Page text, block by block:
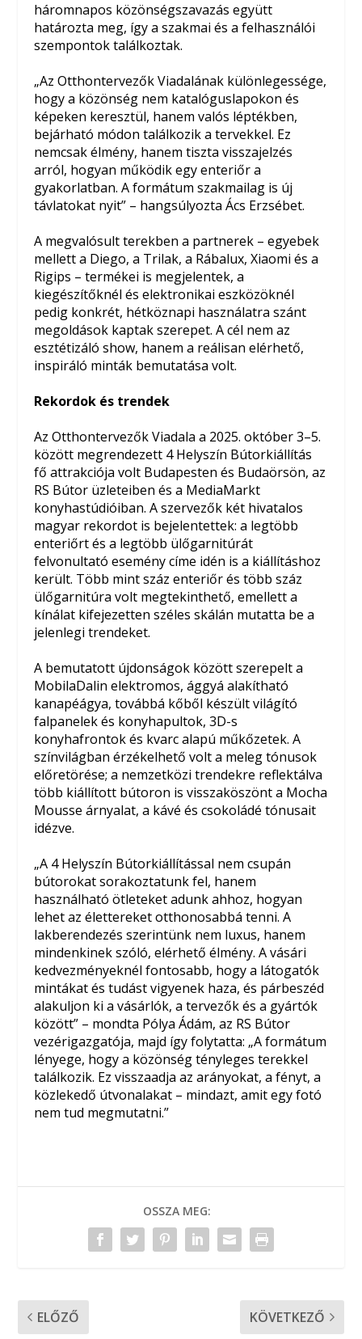
háromnapos közönségszavazás együtt
határozta meg, így a szakmai és a felhasználói
szempontok találkoztak.
„Az Otthontervezők Viadalának különlegessége,
hogy a közönség nem katalóguslapokon és
képeken keresztül, hanem valós léptékben,
bejárható módon találkozik a tervekkel. Ez
nemcsak élmény, hanem tiszta visszajelzés
arról, hogyan működik egy enteriőr a
gyakorlatban. A formátum szakmailag is új
távlatokat nyit” – hangsúlyozta Ács Erzsébet.
A megvalósult terekben a partnerek – egyebek
mellett a Diego, a Trilak, a Rábalux, Xiaomi és a
Rigips – termékei is megjelentek, a
kiegészítőknél és elektronikai eszközöknél
pedig konkrét, hétköznapi használatra szánt
megoldások kaptak szerepet. A cél nem az
esztétizáló show, hanem a reálisan elérhető,
inspiráló minták bemutatása volt.
Rekordok és trendek
Az Otthontervezők Viadala a 2025. október 3–5.
között megrendezett 4 Helyszín Bútorkiállítás
fő attrakciója volt Budapesten és Budaörsön, az
RS Bútor üzleteiben és a MediaMarkt
konyhastúdióiban. A szervezők két hivatalos
magyar rekordot is bejelentettek: a legtöbb
enteriőrt és a legtöbb ülőgarnitúrát
felvonultató esemény címe idén is a kiállításhoz
került. Több mint száz enteriőr és több száz
ülőgarnitúra volt megtekinthető, emellett a
kínálat kifejezetten széles skálán mutatta be a
jelenlegi trendeket.
A bemutatott újdonságok között szerepelt a
MobilaDalin elektromos, ággyá alakítható
kanapéágya, továbbá kőből készült világító
falpanelek és konyhapultok, 3D-s
konyhafrontok és kvarc alapú műkőzetek. A
színvilágban érzékelhető volt a meleg tónusok
előretörése; a nemzetközi trendekre reflektálva
több kiállított bútoron is visszaköszönt a Mocha
Mousse árnyalat, a kávé és csokoládé tónusait
idézve.
„A 4 Helyszín Bútorkiállítással nem csupán
bútorokat sorakoztatunk fel, hanem
használható ötleteket adunk ahhoz, hogyan
lehet az élettereket otthonosabbá tenni. A
lakberendezés szerintünk nem luxus, hanem
mindenkinek szóló, elérhető élmény. A vásári
kedvezményeknél fontosabb, hogy a látogatók
mintákat és tudást vigyenek haza, és párbeszéd
alakuljon ki a vásárlók, a tervezők és a gyártók
között” – mondta Pólya Ádám, az RS Bútor
vezérigazgatója, majd így folytatta: „A formátum
lényege, hogy a közönség tényleges terekkel
találkozik. Ez visszaadja az arányokat, a fényt, a
közlekedő útvonalakat – mindazt, amit egy fotó
nem tud megmutatni.”
OSSZA MEG:
ELŐZŐ KÖVETKEZŐ